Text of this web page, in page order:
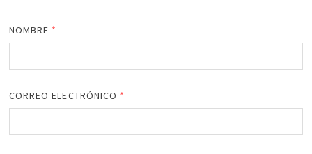
NOMBRE *
CORREO ELECTRÓNICO *